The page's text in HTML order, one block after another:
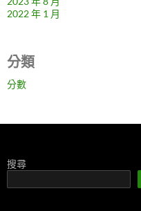
2022 年 1 月
分類
分數
搜尋